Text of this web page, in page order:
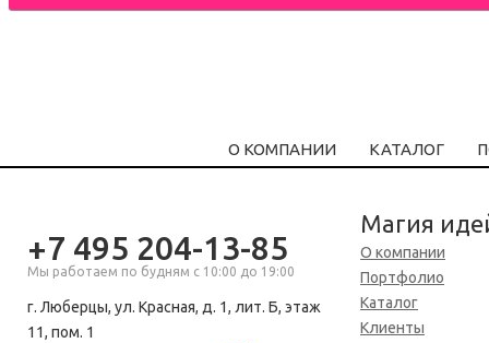
О КОМПАНИИ КАТАЛОГ
+7 495 204-13-85
Мы работаем по будням с 10:00 до 19:00
г. Люберцы, ул. Красная, д. 1, лит. Б, этаж
11, пом. 1
Магия
О компании
Портфолио
Каталог
Клиенты